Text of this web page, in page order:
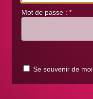
Mot de passe : *
Se souvenir de moi